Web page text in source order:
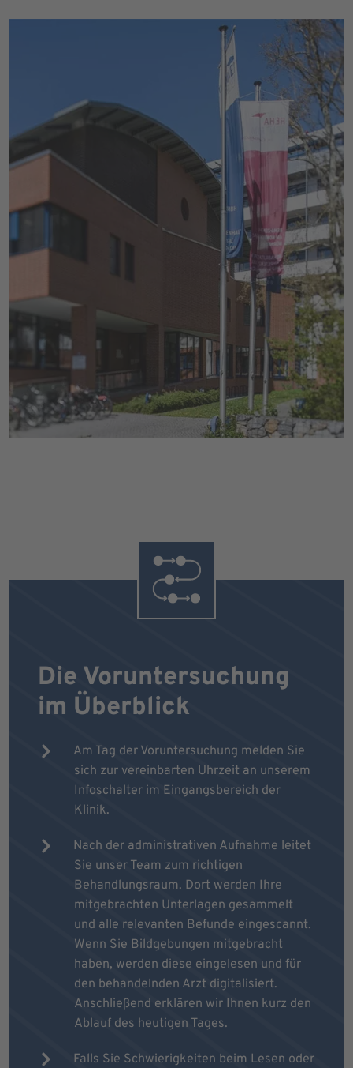
Die Voruntersuchung
im Überblick
Am Tag der Voruntersuchung melden Sie
sich zur vereinbarten Uhrzeit an unserem
Infoschalter im Eingangsbereich der
Klinik.
Nach der administrativen Aufnahme leitet
Sie unser Team zum richtigen
Behandlungsraum. Dort werden Ihre
mitgebrachten Unterlagen gesammelt
und alle relevanten Befunde eingescannt.
Wenn Sie Bildgebungen mitgebracht
haben, werden diese eingelesen und für
den behandelnden Arzt digitalisiert.
Anschließend erklären wir Ihnen kurz den
Ablauf des heutigen Tages.
Falls Sie Schwierigkeiten beim Lesen oder